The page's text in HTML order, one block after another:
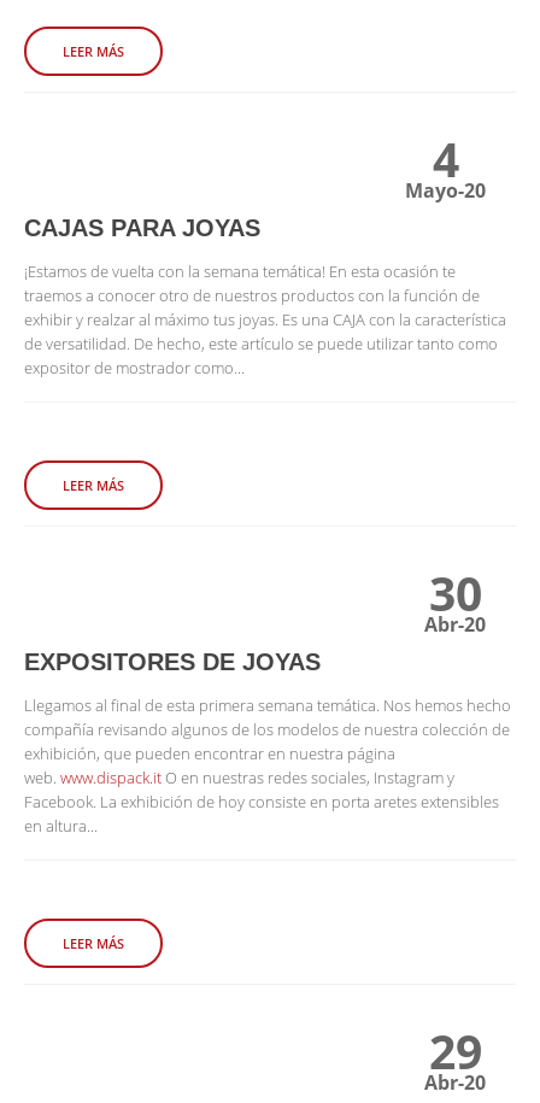
LEER MÁS
4
Mayo-20
CAJAS PARA JOYAS
¡Estamos de vuelta con la semana temática! En esta ocasión te
traemos a conocer otro de nuestros productos con la función de
exhibir y realzar al máximo tus joyas. Es una CAJA con la característica
de versatilidad. De hecho, este artículo se puede utilizar tanto como
expositor de mostrador como...
LEER MÁS
30
Abr-20
EXPOSITORES DE JOYAS
Llegamos al final de esta primera semana temática. Nos hemos hecho
compañía revisando algunos de los modelos de nuestra colección de
exhibición, que pueden encontrar en nuestra página
web. www.dispack.itO en nuestras redes sociales, Instagram y
Facebook. La exhibición de hoy consiste en porta aretes extensibles
en altura...
LEER MÁS
29
Abr-20